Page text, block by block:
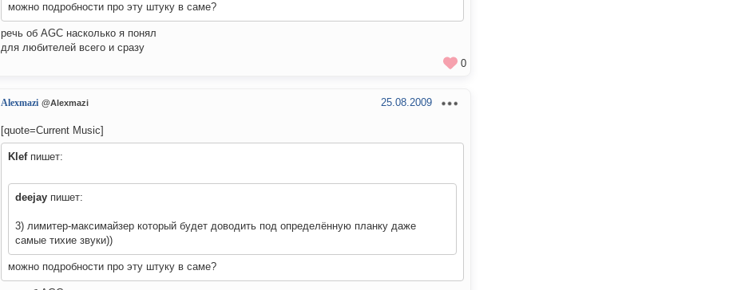
можно подробности про эту штуку в саме?
речь об AGC насколько я понял
для любителей всего и сразу
0
Alexmazi @Alexmazi 25.08.2009
[quote=Current Music]
Klefпишет:
deejay пишет:
3) лимитер-максимайзер который будет доводить под определённую планку даже
самые тихие звуки))
можно подробности про эту штуку в саме?